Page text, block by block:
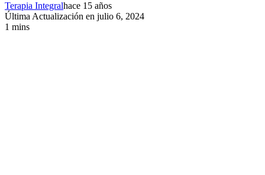
Terapia Integralhace 15 años
Última Actualización en julio 6, 2024
1 mins